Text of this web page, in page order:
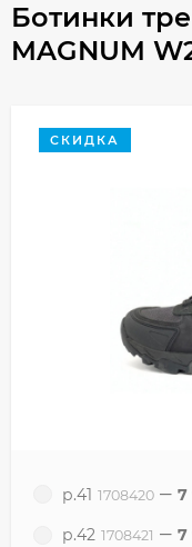
Ботинки
MAGNUM
СКИДКА
р.41 1708420 7
р.42 1708421 7